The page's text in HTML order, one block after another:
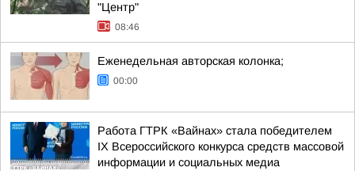
"Центр"
08:46
Еженедельная авторская колонка;
00:00
Работа ГТРК «Вайнах» стала победителем
IX Всероссийского конкурса средств массовой
информации и социальных медиа